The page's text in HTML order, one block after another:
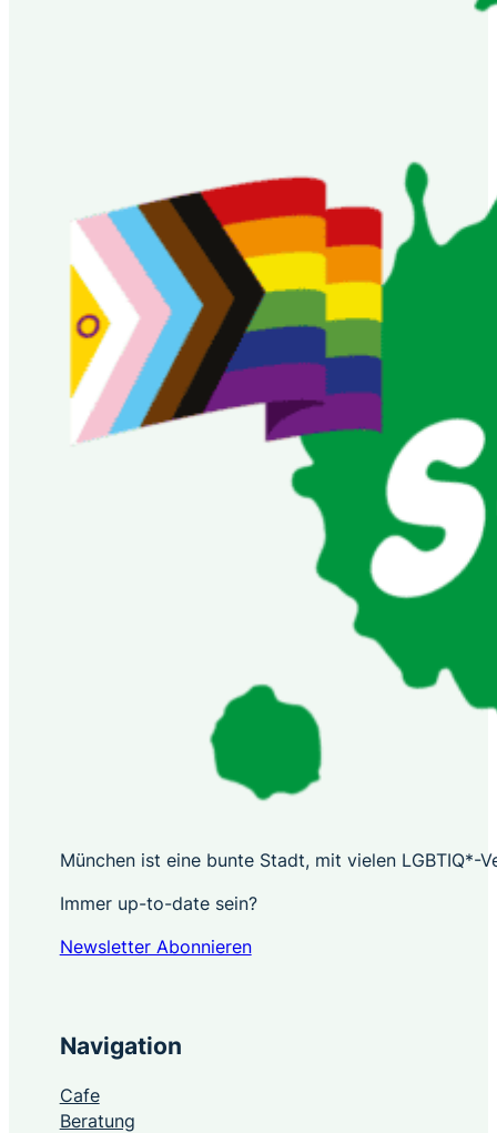
München ist eine bunte Stadt, mit vielen
Immer up-to-date sein?
Newsletter Abonnieren
Navigation
Cafe
Beratung